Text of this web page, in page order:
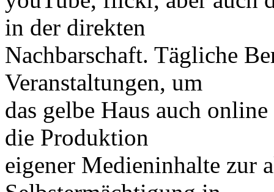
in der direkten
Nachbarschaft. Tägliche
Veranstaltungen, um
das gelbe Haus auch
die Produktion
eigener Medieninhalte zur